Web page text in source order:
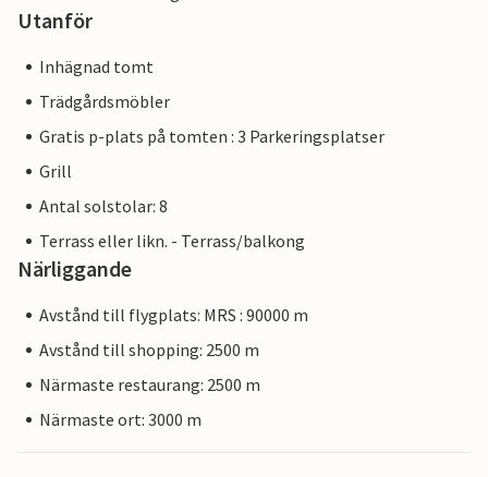
Utanför
Inhägnad tomt
Trädgårdsmöbler
Gratis p-plats på tomten : 3 Parkeringsplatser
Grill
Antal solstolar: 8
Terrass eller likn. - Terrass/balkong
Närliggande
Avstånd till flygplats: MRS : 90000 m
Avstånd till shopping: 2500 m
Närmaste restaurang: 2500 m
Närmaste ort: 3000 m